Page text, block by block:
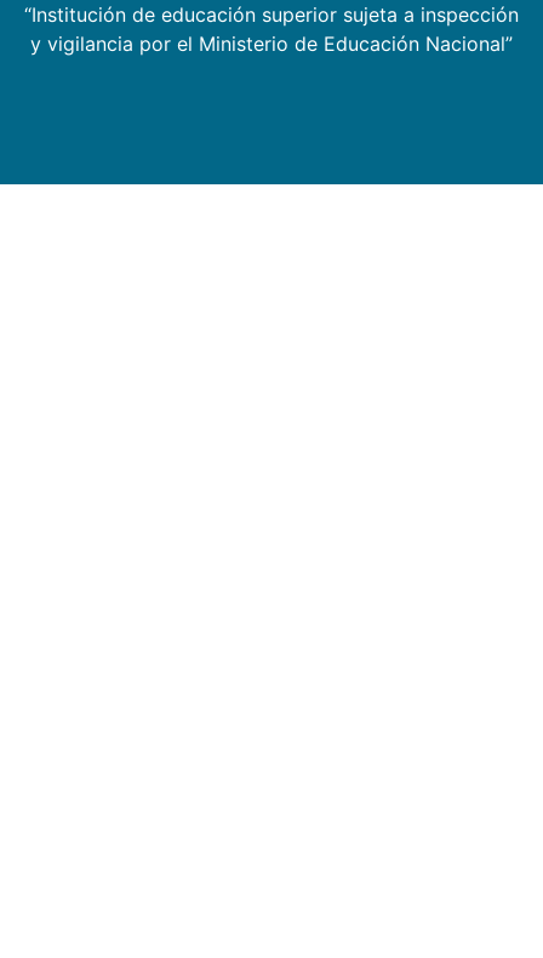
“Institución de educación superior sujeta a inspección
y vigilancia por el Ministerio de Educación Nacional”